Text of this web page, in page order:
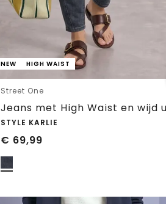
NEW HIGH WAIST
Street One
STYLE KARLIE
€ 69,99